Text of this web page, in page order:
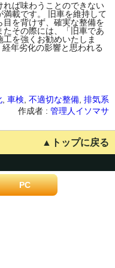
ば味わうことのできない
載です。 旧車を維持して
を背けず、確実な整備を
その際には、「旧車であ
を強くお勧めいたしま
年劣化の影響と思われる
車検 不適切な整備 排気系
作成者 : 管理人イソマサ
▲トップに戻る
PC